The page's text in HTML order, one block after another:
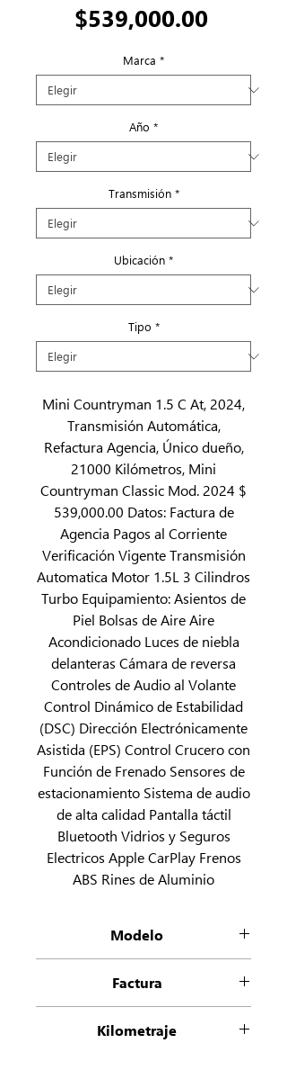
$539,000.00
Marca *
Año *
Transmisión *
Ubicación *
Tipo *
Mini Countryman 1.5 C At, 2024,
Transmisión Automática,
Refactura Agencia, Único dueño,
21000 Kilómetros, Mini
Countryman Classic Mod. 2024 $
539,000.00 Datos: Factura de
Agencia Pagos al Corriente
Verificación Vigente Transmisión
Automatica Motor 1.5L 3 Cilindros
Turbo Equipamiento: Asientos de
Piel Bolsas de Aire Aire
Acondicionado Luces de niebla
delanteras Cámara de reversa
Controles de Audio al Volante
Control Dinámico de Estabilidad
(DSC) Dirección Electrónicamente
Asistida (EPS) Control Crucero con
Función de Frenado Sensores de
estacionamiento Sistema de audio
de alta calidad Pantalla táctil
Bluetooth Vidrios y Seguros
Electricos Apple CarPlay Frenos
ABS Rines de Aluminio
Modelo
Factura
Kilometraje